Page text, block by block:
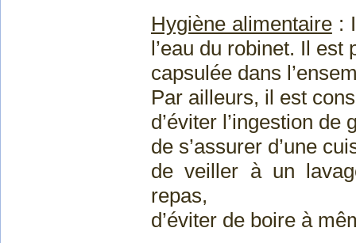
Hygiène alimentaire:
l’eau du robinet. Il est
capsulée dans
Par ailleurs, il est
d’éviter l’ingestion
de s’assurer d’une
de veiller à un
repas,
d’éviter de boire à